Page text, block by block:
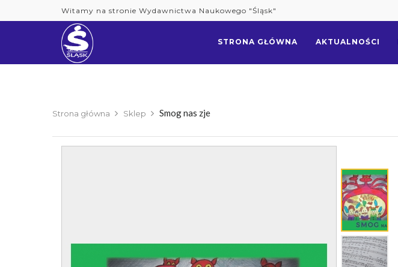
to
Witamy na stronie Wydawnictwa Naukowego "Śląsk"
STRONA GŁÓWNA AKTUALNOŚCI
Strona główna Sklep Smog nas zje